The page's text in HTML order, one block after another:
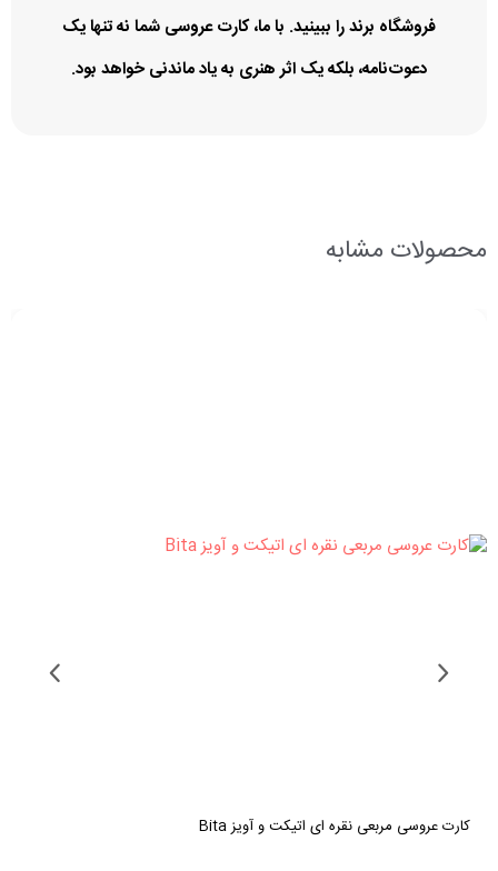
فروشگاه برند را ببینید. با ما، کارت عروسی شما نه تنها یک
دعوت‌نامه، بلکه یک اثر هنری به یاد ماندنی خواهد بود.
محصولات مشابه
کارت عروسی ایستاده سفید و قهوه ای seven